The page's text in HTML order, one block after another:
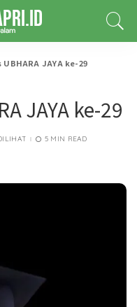
JAYA ke-29
JAYA ke-29
5 MIN READ